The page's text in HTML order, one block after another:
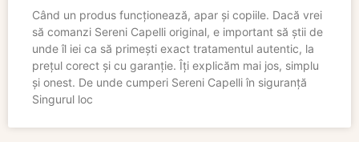
Când un produs funcționează, apar și copiile. Dacă vrei
să comanzi Sereni Capelli original, e important să știi de
unde îl iei ca să primești exact tratamentul autentic, la
prețul corect și cu garanție. Îți explicăm mai jos, simplu
și onest. De unde cumperi Sereni Capelli în siguranță
Singurul loc